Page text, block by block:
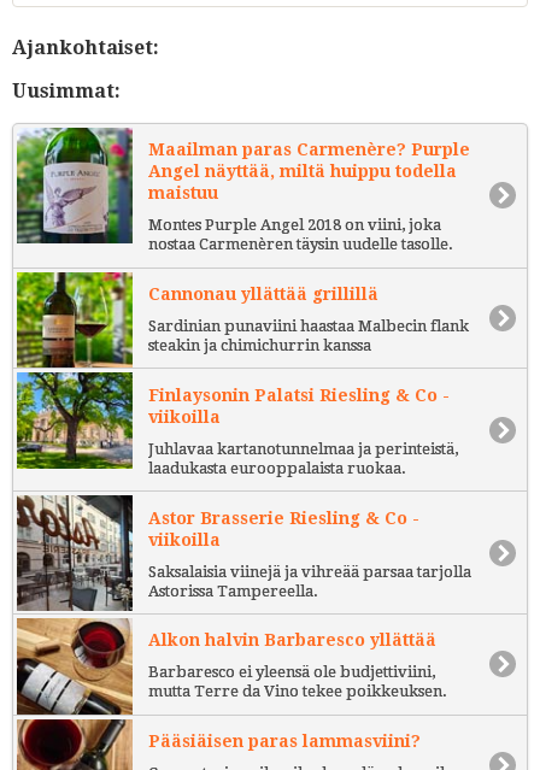
Ajankohtaiset:
Uusimmat:
Maailman paras Carmenère? Purple
Angel näyttää, miltä huippu todella
maistuu
Montes Purple Angel 2018 on viini, joka
nostaa Carmenèren täysin uudelle tasolle.
Cannonau yllättää grillillä
Sardinian punaviini haastaa Malbecin flank
steakin ja chimichurrin kanssa
Finlaysonin Palatsi Riesling & Co -
viikoilla
Juhlavaa kartanotunnelmaa ja perinteistä,
laadukasta eurooppalaista ruokaa.
Astor Brasserie Riesling & Co -
viikoilla
Saksalaisia viinejä ja vihreää parsaa tarjolla
Astorissa Tampereella.
Alkon halvin Barbaresco yllättää
Barbaresco ei yleensä ole budjettiviini,
mutta Terre da Vino tekee poikkeuksen.
Pääsiäisen paras lammasviini?